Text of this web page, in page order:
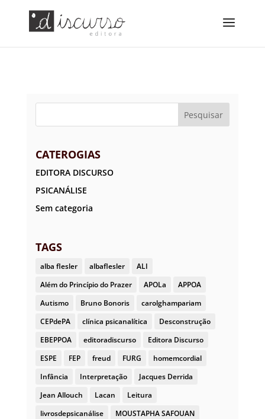
CATEROGIAS
EDITORA DISCURSO
PSICANÁLISE
Sem categoria
TAGS
alba flesler albaflesler
ALI
Além do Princípio do Prazer
APOLa
APPOA
Autismo
Bruno Bonoris
carolghampariam
CEPdePA
clínica psicanalítica
Desconstrução
EBEPPOA
editoradiscurso
Editora Discurso
ESPE
FEP freud FURG
homemcordial
Infância
Interpretação
Jacques Derrida
Jean Allouch
Lacan
Leitura
livrosdepsicanálise
MOUSTAPHA SAFOUAN